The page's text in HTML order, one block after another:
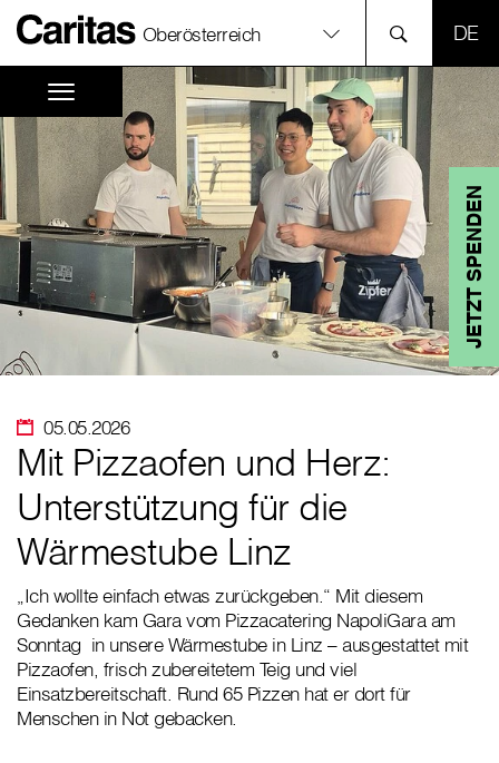
Oberösterreich
JETZT SPENDEN
05.05.2026
Mit Pizzaofen und Herz:
Unterstützung für die
Wärmestube Linz
„Ich wollte einfach etwas zurückgeben.“ Mit diesem
Gedanken kam Gara vom Pizzacatering NapoliGara am
Sonntag in unsere Wärmestube in Linz – ausgestattet mit
Pizzaofen, frisch zubereitetem Teig und viel
Einsatzbereitschaft. Rund 65 Pizzen hat er dort für
Menschen in Not gebacken.